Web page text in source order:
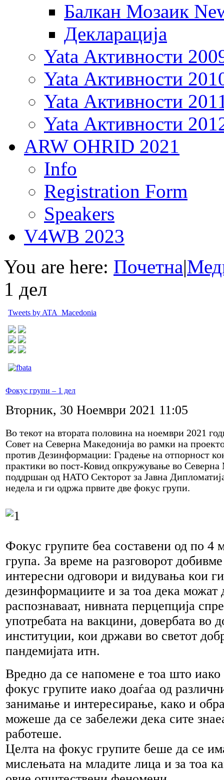
Балкан Мозаик
Декларација
Yata Активности
Yata Активности
Yata Активности
Yata Активности
ARW OHRID 2021
Info
Registration Form
Speakers
V4WB 2023
You are here: Почетна|
1 дел
Tweets by ATA_Macedonia
Фокус групи – 1 дел
Вторник, 30 Ноември 2021 11:05
Во текот на втората половина на ноември 2021
Совет на Северна Македонија во рамки на
против Дезинформации: Градење на отпорност
практики во пост-Ковид опкружување во Северна
поддршан од НАТО Секторот за Јавна
недела и ги одржа првите две фокус групи.
Фокус групите беа составени од по 4
група. За време на разговорот
интересни одговори и видувања кои
дезинформациите и за тоа дека можат
распознаваат, нивната перцепција
употребата на вакцини, довербата во
институции, кои држави во светот
пандемијата итн.
Вредно да се напомене е тоа што иако
фокус групите иако доаѓаа од
занимање и интересирање, како и
можеше да се забележи дека сите
работеше.
Целта на фокус групите беше да се
мислењата на младите лица и за тоа